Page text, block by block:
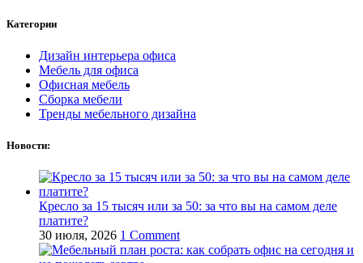
Категории
Дизайн интерьера офиса
Мебель для офиса
Офисная мебель
Сборка мебели
Тренды мебельного дизайна
Новости:
Кресло за 15 тысяч или за 50: за что вы на самом деле
платите?
30 июля, 2026 1 Comment